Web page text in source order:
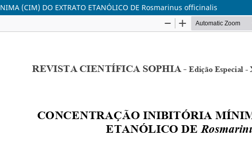
(CIM) DO EXTRATO ETANÓLICO DE Rosmarinus officinalis